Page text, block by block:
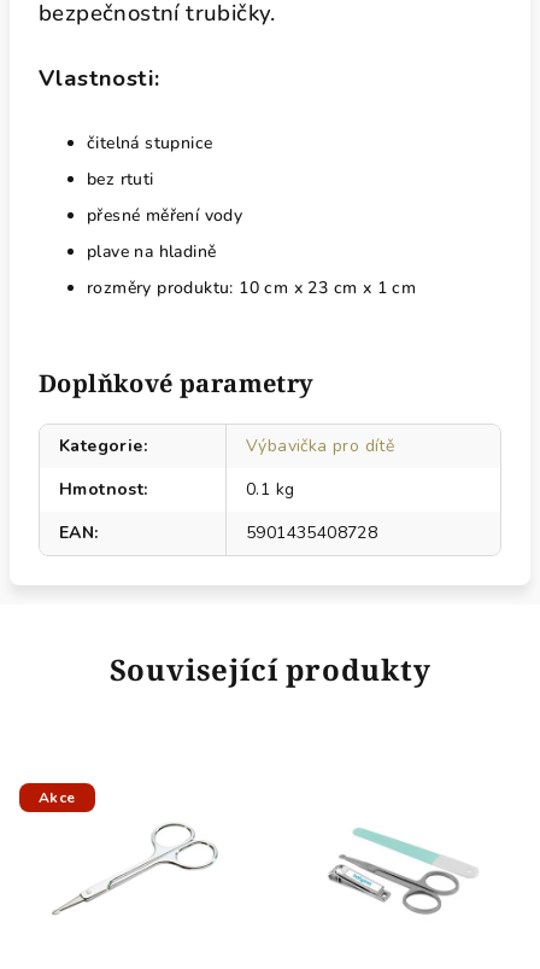
bezpečnostní trubičky.
Vlastnosti:
čitelná stupnice
bez rtuti
přesné měření vody
plave na hladině
rozměry produktu: 10 cm x 23 cm x 1 cm
Doplňkové parametry
Kategorie:
Výbavička pro dítě
Hmotnost:
0.1 kg
EAN: 5901435408728
Související produkty
Akce